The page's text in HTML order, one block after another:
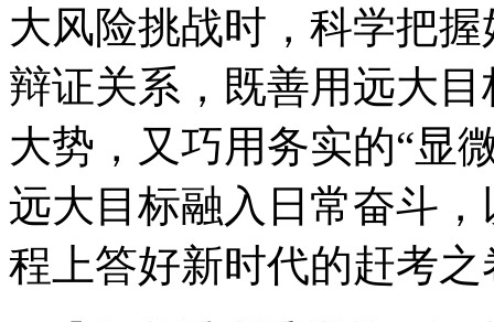
大风险挑战时，科学把握
辩证关系，既善用远大
大势，又巧用务实的“显
远大目标融入日常奋斗
程上答好新时代的赶考之